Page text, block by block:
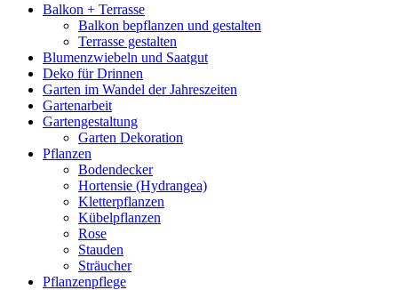
Balkon + Terrasse
Balkon bepflanzen und gestalten
Terrasse gestalten
Blumenzwiebeln und Saatgut
Deko für Drinnen
Garten im Wandel der Jahreszeiten
Gartenarbeit
Gartengestaltung
Garten Dekoration
Pflanzen
Bodendecker
Hortensie (Hydrangea)
Kletterpflanzen
Kübelpflanzen
Rose
Stauden
Sträucher
Pflanzenpflege